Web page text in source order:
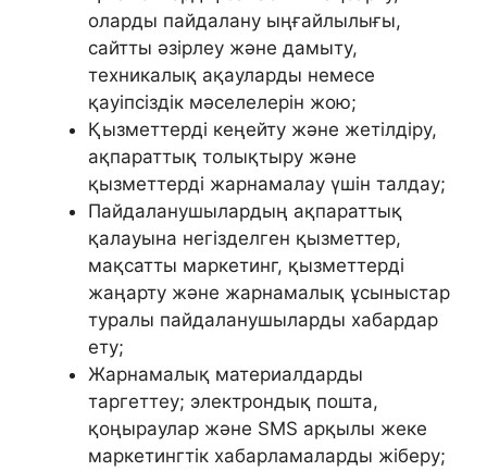
оларды пайдалану ыңғайлылығы,
сайтты әзірлеу және дамыту,
техникалық ақауларды немесе
қауіпсіздік мәселелерін жою;
Қызметтерді кеңейту және жетілдіру,
ақпараттық толықтыру және
қызметтерді жарнамалау үшін талдау;
Пайдаланушылардың ақпараттық
қалауына негізделген қызметтер,
мақсатты маркетинг, қызметтерді
жаңарту және жарнамалық ұсыныстар
туралы пайдаланушыларды хабардар
ету;
Жарнамалық материалдарды
таргеттеу; электрондық пошта,
қоңыраулар және SMS арқылы жеке
маркетингтік хабарламаларды жіберу;